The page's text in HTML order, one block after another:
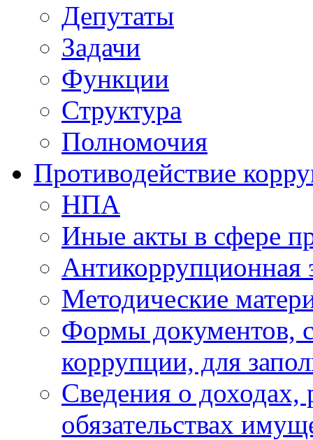
Депутаты
Задачи
Функции
Структура
Полномочия
Противодействие
НПА
Иные акты в сфере
Антикоррупционная
Методические
Формы документов,
коррупции, для
Сведения о доходах,
обязательствах